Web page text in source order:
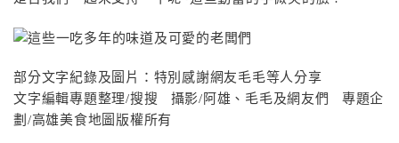
部分文字紀錄及圖片：特別感謝網友毛毛等人分享
文字編輯專題整理/搜搜 攝影/阿雄、毛毛及網友們 專題企
劃/高雄美食地圖版權所有